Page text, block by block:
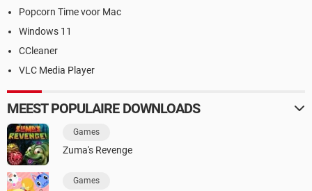
Popcorn Time voor Mac
Windows 11
CCleaner
VLC Media Player
MEEST POPULAIRE DOWNLOADS
Games
Zuma's Revenge
Games